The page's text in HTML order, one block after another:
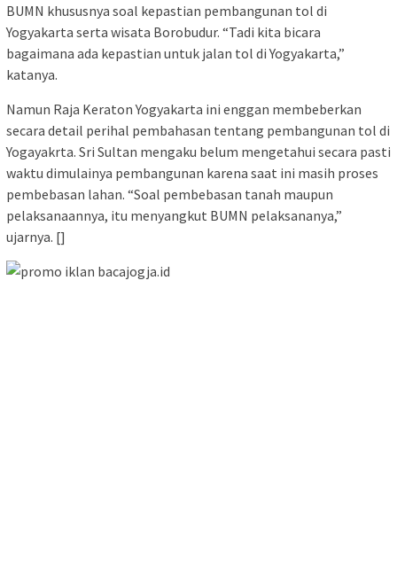
BUMN khususnya soal kepastian pembangunan tol di
Yogyakarta serta wisata Borobudur. “Tadi kita bicara
bagaimana ada kepastian untuk jalan tol di Yogyakarta,”
katanya.
Namun Raja Keraton Yogyakarta ini enggan membeberkan
secara detail perihal pembahasan tentang pembangunan tol di
Yogayakrta. Sri Sultan mengaku belum mengetahui secara pasti
waktu dimulainya pembangunan karena saat ini masih proses
pembebasan lahan. “Soal pembebasan tanah maupun
pelaksanaannya, itu menyangkut BUMN pelaksananya,”
ujarnya. []